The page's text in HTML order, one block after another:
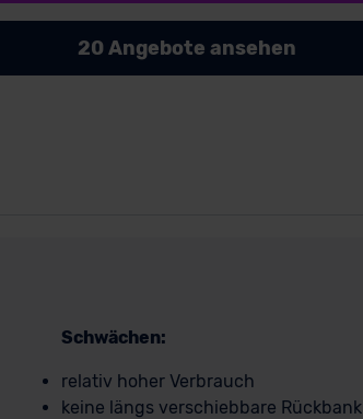
20 Angebote ansehen
Schwächen:
relativ hoher Verbrauch
keine längs verschiebbare Rückbank